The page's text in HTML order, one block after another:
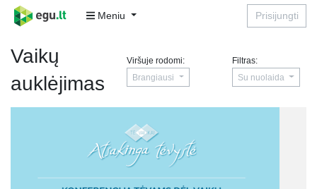
Meniu Prisijungti
Vaikų
auklėjimas
Viršuje rodomi:
Brangiausi
Filtras:
Su nuolaida